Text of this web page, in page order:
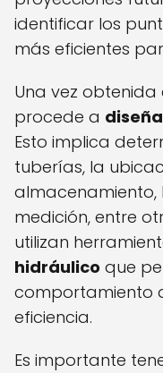
identificar los
más eficientes
Una vez obtenida
procede a
Esto implica
tuberías, la
almacenamiento,
medición, entre
utilizan
hidráulico que
comportamiento
eficiencia.
Es importante